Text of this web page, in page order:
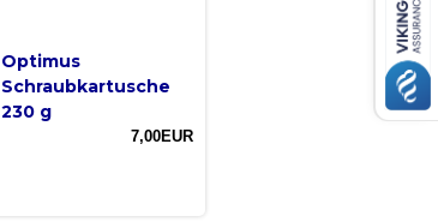
Optimus
Schraubkartusche
230 g
7,00EUR